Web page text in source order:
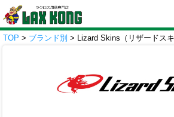
TOP > ブランド別 > Lizard Skins（リザードスキ